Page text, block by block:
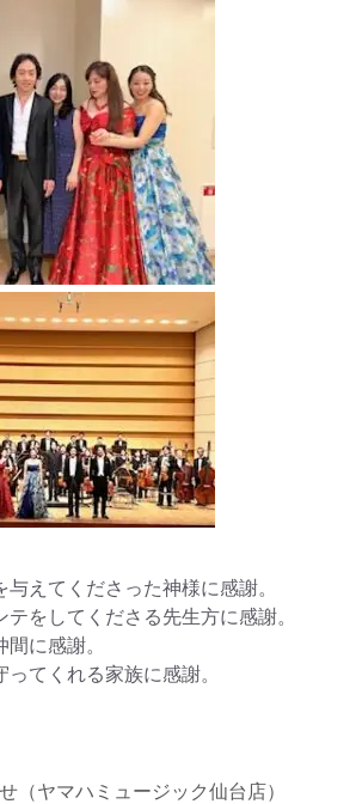
えてくださった神様に感謝。
をしてくださる先生方に感謝。
に感謝。
てくれる家族に感謝。
（ヤマハミュージック仙台店）